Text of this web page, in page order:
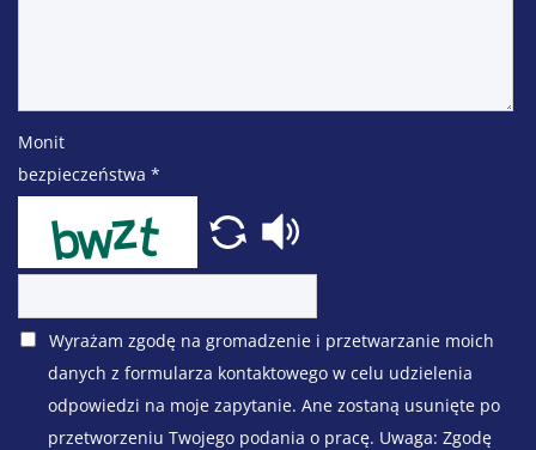
Monit
bezpieczeństwa *
Wyrażam zgodę na gromadzenie i przetwarzanie moich
danych z formularza kontaktowego w celu udzielenia
odpowiedzi na moje zapytanie. Ane zostaną usunięte po
przetworzeniu Twojego podania o pracę. Uwaga: Zgodę